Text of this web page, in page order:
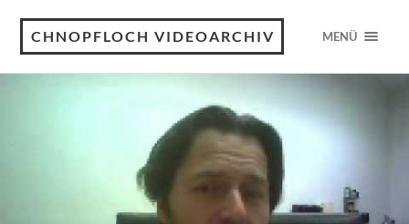
CHNOPFLOCH VIDEOARCHIV MENÜ